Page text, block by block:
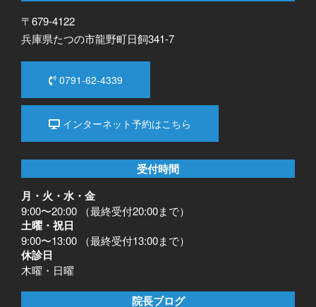
〒679-4122
兵庫県たつの市龍野町日飼341-7
0791-62-4339
インターネット予約はこちら
受付時間
月・火・水・金
9:00〜20:00 （最終受付20:00まで）
土曜・祝日
9:00〜13:00 （最終受付13:00まで）
休診日
木曜・日曜
院長ブログ